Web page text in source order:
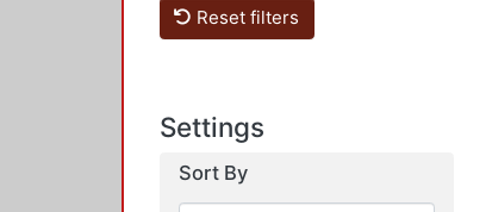
Reset filters
Settings
Sort By